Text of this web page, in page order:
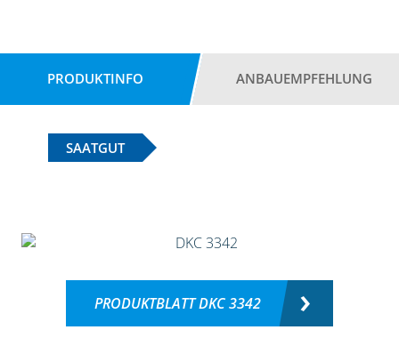
PRODUKTINFO ANBAUEMPFEHLUNG
SAATGUT
PRODUKTBLATT DKC 3342